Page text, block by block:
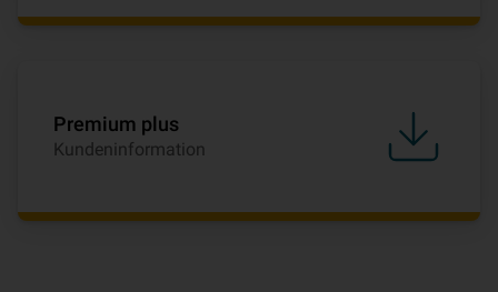
Premium plus
Kundeninformation